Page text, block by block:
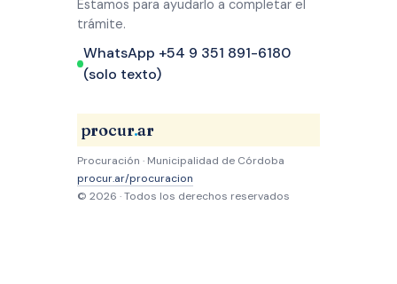
Estamos para ayudarlo a completar el
trámite.
WhatsApp +54 9 351 891-6180
(solo texto)
procur.ar
Procuración · Municipalidad de Córdoba
procur.ar/procuracion
© 2026 · Todos los derechos reservados